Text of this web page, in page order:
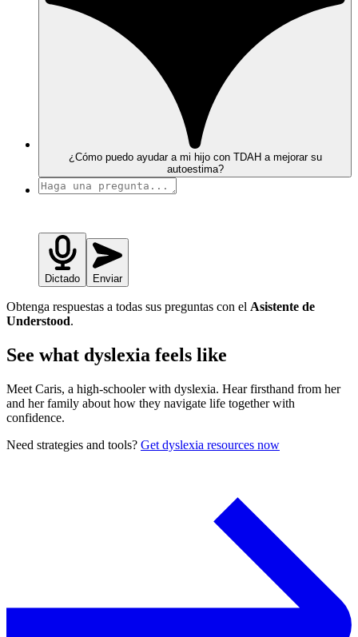
¿Cómo puedo ayudar a mi hijo con TDAH a mejorar su
autoestima?
Dictado Enviar
Obtenga respuestas a todas sus preguntas con el Asistente de
Understood.
See what dyslexia feels like
Meet Caris, a high-schooler with dyslexia. Hear firsthand from her
and her family about how they navigate life together with
confidence.
Need strategies and tools? Get dyslexia resources now